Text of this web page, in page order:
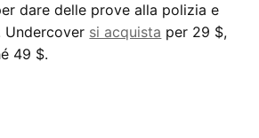
dare delle prove alla polizia e
Undercover si acquista per 29 $,
49 $.